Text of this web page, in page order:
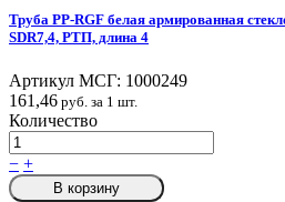
Труба PP-RGF белая армированная
SDR7,4, РТП, длина 4
Артикул МСГ: 1000249
161,46 руб. за 1 шт.
Количество
− +
В корзину